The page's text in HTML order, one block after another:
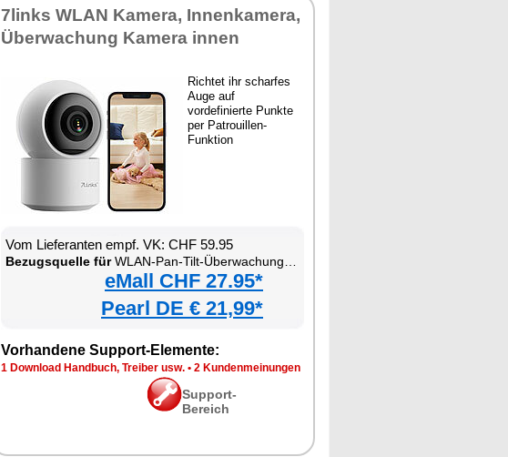
7links WLAN Kamera, Innenkamera,
Überwachung Kamera innen
Richtet ihr scharfes
Auge auf
vordefinierte Punkte
per Patrouillen-
Funktion
Vom Lieferanten empf. VK: CHF 59.95
Bezugsquelle fürWLAN-Pan-Tilt-Überwachungskamera mit Tracking, Sirene, Nachtsicht und Patrouillen-Funktion
eMall CHF 27.95*
Pearl DE € 21,99*
Vorhandene Support-Elemente:
1 Download Handbuch, Treiber usw. • 2 Kundenmeinungen
Support-
Bereich